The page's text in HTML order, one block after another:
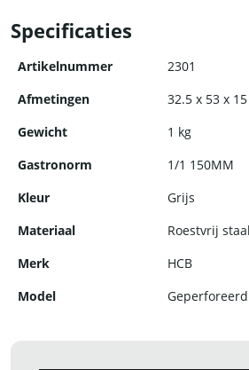
Kies voor kwaliteit en duurzaamheid
bak van HCB.
Specificaties
Artikelnummer
2301
Afmetingen
32.5 x 53 x
Gewicht
1 kg
Gastronorm
1/1 150MM
Kleur
Grijs
Materiaal
Roestvrij
Merk
HCB
Model
Geperforeerd